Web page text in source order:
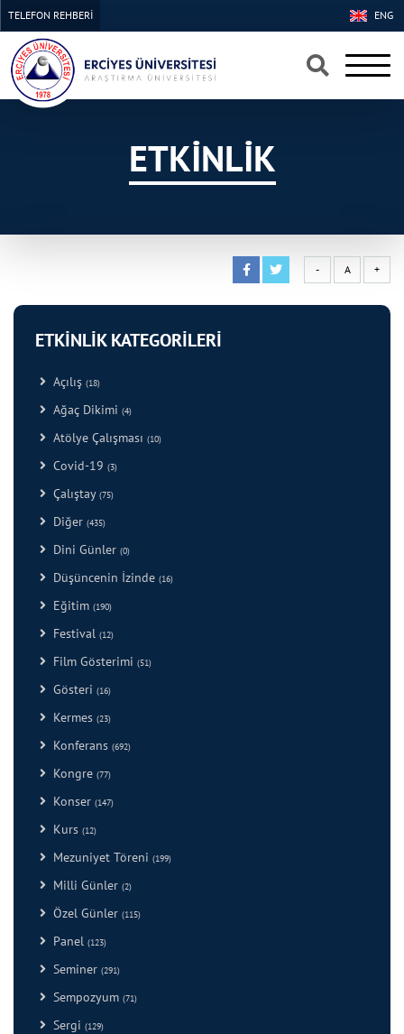
×
×
ENG
TELEFON REHBERİ
ETKİNLİK
- A +
ETKİNLİK KATEGORİLERİ
Açılış (18)
Ağaç Dikimi (4)
Atölye Çalışması (10)
Covid-19 (3)
Çalıştay (75)
Diğer (435)
Dini Günler (0)
Düşüncenin İzinde (16)
Eğitim (190)
Festival (12)
Film Gösterimi (51)
Gösteri (16)
Kermes (23)
Konferans (692)
Kongre (77)
Konser (147)
Kurs (12)
Mezuniyet Töreni (199)
Milli Günler (2)
Özel Günler (115)
Panel (123)
Seminer (291)
Sempozyum (71)
Sergi (129)